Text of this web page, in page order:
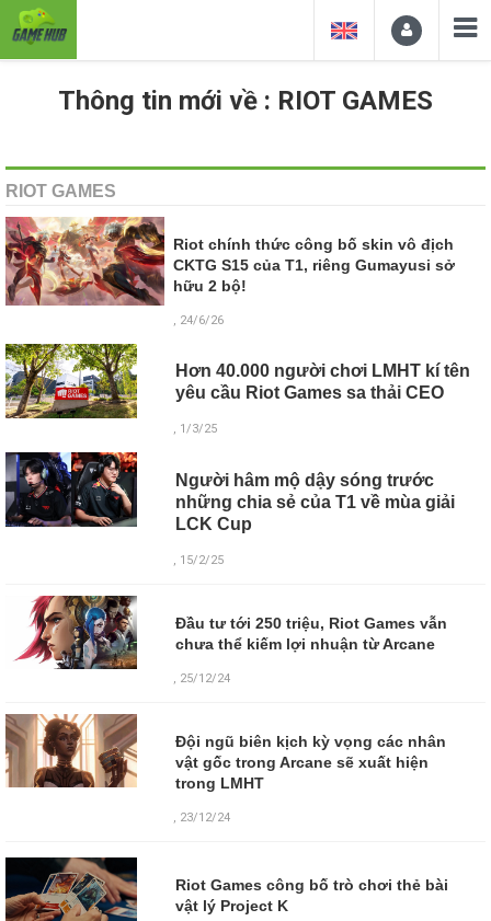
Thông tin mới về : RIOT GAMES
RIOT GAMES
Riot chính thức công bố skin vô địch
CKTG S15 của T1, riêng Gumayusi sở
hữu 2 bộ!
, 24/6/26
Hơn 40.000 người chơi LMHT kí tên
yêu cầu Riot Games sa thải CEO
, 1/3/25
Người hâm mộ dậy sóng trước
những chia sẻ của T1 về mùa giải
LCK Cup
, 15/2/25
Đầu tư tới 250 triệu, Riot Games vẫn
chưa thể kiếm lợi nhuận từ Arcane
, 25/12/24
Đội ngũ biên kịch kỳ vọng các nhân
vật gốc trong Arcane sẽ xuất hiện
trong LMHT
, 23/12/24
Riot Games công bố trò chơi thẻ bài
vật lý Project K